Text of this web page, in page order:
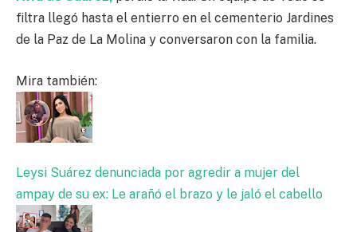
filtra llegó hasta el entierro en el cementerio Jardines
de la Paz de La Molina y conversaron con la familia.
Mira también:
Leysi Suárez denunciada por agredir a mujer del
ampay de su ex: Le arañó el brazo y le jaló el cabello